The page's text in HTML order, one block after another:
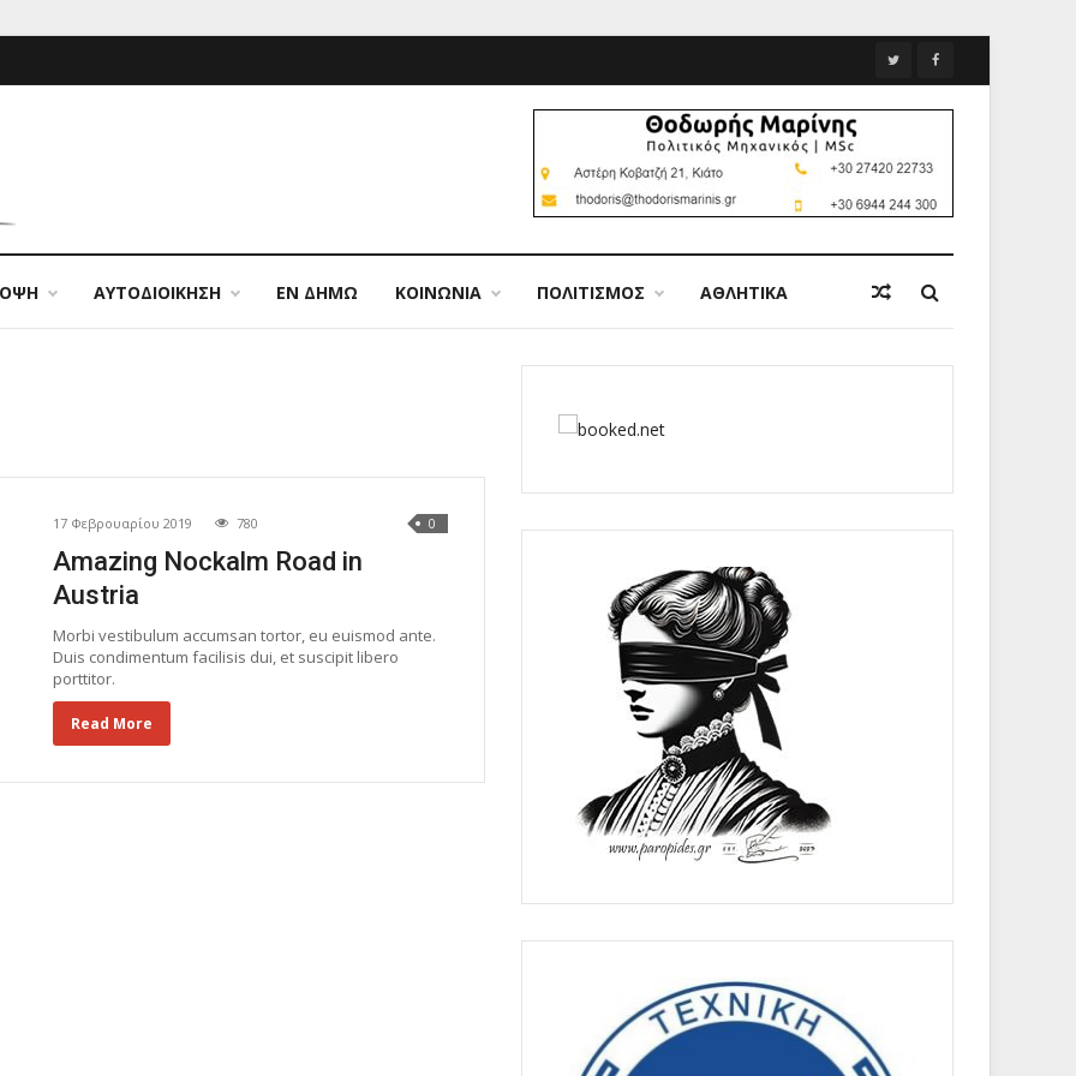
ΑΥΤΟΔΙΟΙΚΗΣΗ ΕΝ ΔΗΜΩ ΚΟΙΝΩΝΙΑ ΠΟΛΙΤΙΣΜΟΣ ΑΘΛΗΤΙΚΑ
17 Φεβρουαρίου 2019 780 0
Amazing Nockalm Road in
Austria
Morbi vestibulum accumsan tortor, eu euismod ante.
Duis condimentum facilisis dui, et suscipit libero
porttitor.
Read More